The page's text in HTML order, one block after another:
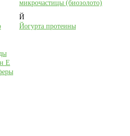
микрочастицы (биозолото)
Е
Й
Йогурта протеины